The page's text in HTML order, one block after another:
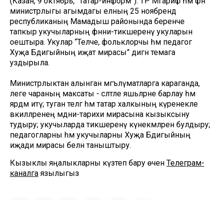
министрлыгы агымдагы елның 25 ноябрендә
республиканың Мамадыш районында беренче
тапкыр укучыларның фәнни-тикшеренү укуларын
оештыра. Укулар “Телче, фольклорчы һәм педагог
Хуҗа Бәдигыйның иҗат мирасы” дигән темага
уздырыла.
Министрлыктан алынган мәгълүматларга караганда,
әлеге чараның максаты - сәләтле яшьләрне барлау һәм
ярдәм итү; туган телгә һәм татар халкының күренекле
вәкилләренең мәдәни-тарихи мирасына кызыксыну
тудыру; укучыларда тикшеренү күнекмәләрен булдыру;
педагогларны һәм укучыларны Хуҗа Бәдигыйның
иҗади мирасы белән таныштыру.
Кызыклы яңалыкларны күзәтеп бару өчен Телеграм-
каналга язылыгыз